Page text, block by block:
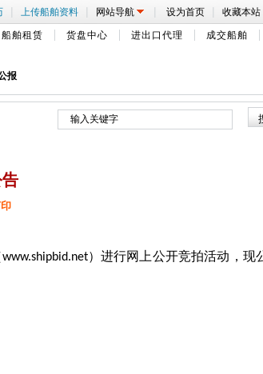
| 上传船舶资料 | 网站导航 | 设为首页 | 收藏本站
船舶租赁 货盘中心 进出口代理 成交船舶
报
www.shipbid.net）进行网上公开竞拍活动，现